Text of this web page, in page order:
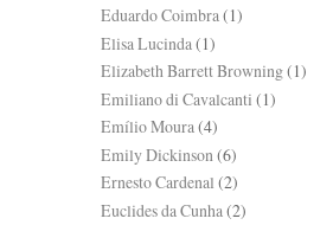
Eduardo Coimbra(1)
Elisa Lucinda(1)
Elizabeth Barrett Browning(1)
Emiliano di Cavalcanti (1)
Emílio Moura(4)
Emily Dickinson (6)
Ernesto Cardenal (2)
Euclides da Cunha (2)